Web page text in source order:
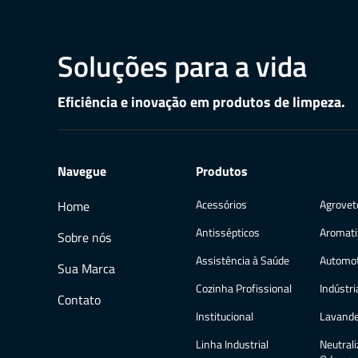
Soluções para a vida
Eficiência e inovação em produtos de limpeza.
Navegue
Home
Sobre nós
Sua Marca
Contato
Produtos
Acessórios
Antissépticos
Assistência à Saúde
Cozinha Profissional
Institucional
Linha Industrial